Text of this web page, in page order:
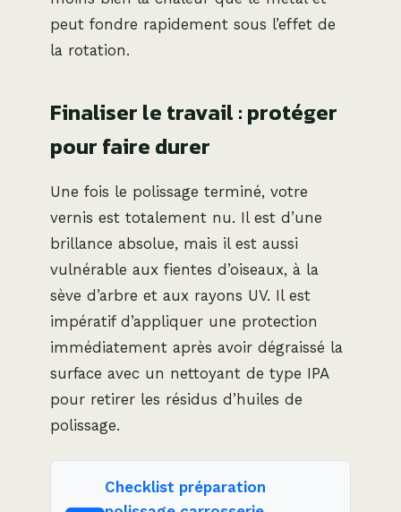
peut fondre rapidement sous l’effet de
la rotation.
Finaliser le travail : protéger
pour faire durer
Une fois le polissage terminé, votre
vernis est totalement nu. Il est d’une
brillance absolue, mais il est aussi
vulnérable aux fientes d’oiseaux, à la
sève d’arbre et aux rayons UV. Il est
impératif d’appliquer une protection
immédiatement après avoir dégraissé la
surface avec un nettoyant de type IPA
pour retirer les résidus d’huiles de
polissage.
Checklist préparation